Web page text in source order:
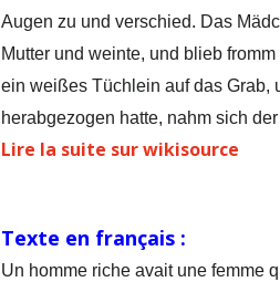
Augen zu und verschied. Das
Mutter und weinte, und blieb
ein weißes Tüchlein auf das Grab,
herabgezogen hatte, nahm sich
Lire la suite sur wikisource
Texte en français :
Un homme riche avait une femme